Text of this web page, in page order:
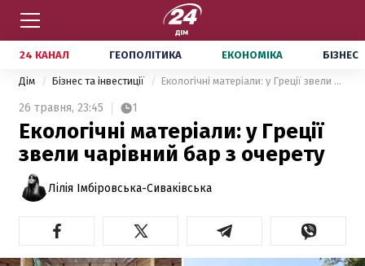
24 КАНАЛ ГЕОПОЛІТИКА ЕКОНОМІКА БІЗНЕС
Дім Бізнес та інвестиції Екологічні матеріали: у Греції звели чарівний бар з очерету
26 травня, 23:45 1
Екологічні матеріали: у Греції
звели чарівний бар з очерету
Лілія Імбіровська-Сиваківська